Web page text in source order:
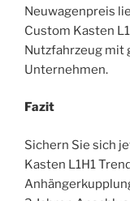
Neuwagenpreis
Custom Kasten
Nutzfahrzeug mit
Unternehmen.
Fazit
Sichern Sie sich
Kasten L1H1